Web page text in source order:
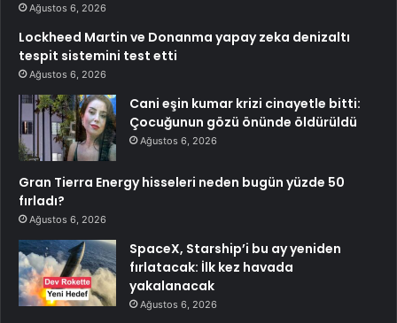
Ağustos 6, 2026
Lockheed Martin ve Donanma yapay zeka denizaltı
tespit sistemini test etti
Ağustos 6, 2026
Cani eşin kumar krizi cinayetle bitti:
Çocuğunun gözü önünde öldürüldü
Ağustos 6, 2026
Gran Tierra Energy hisseleri neden bugün yüzde 50
fırladı?
Ağustos 6, 2026
SpaceX, Starship’i bu ay yeniden
fırlatacak: İlk kez havada
yakalanacak
Ağustos 6, 2026